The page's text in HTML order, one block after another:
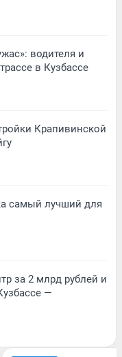
водителя и
в Кузбассе
Крапивинской
самый лучший для
за 2 млрд рублей и
—